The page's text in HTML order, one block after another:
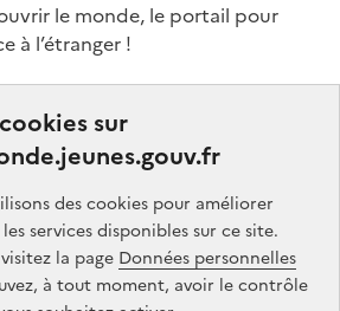
le monde, le portail pour
à l’étranger !
vos choix et de vous aider à
de séjour à l’étranger, que ce soit,
sur
des cookies pour améliorer
services disponibles sur ce site.
la page Données personnelles
à tout moment, avoir le contrôle